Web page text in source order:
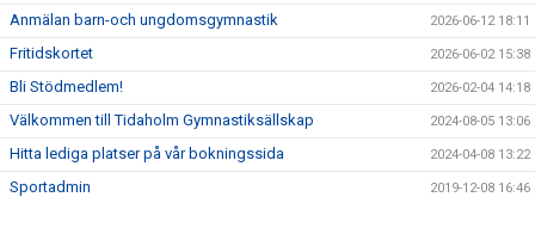
HITTA TILL OSS
BLI SPONSOR
MEDLEMSKAP
Anmälan barn-och ungdomsgymnastik 2026-06-12 18:11
Fritidskortet 2026-06-02 15:38
Bli Stödmedlem! 2026-02-04 14:18
Välkommen till Tidaholm Gymnastiksällskap 2024-08-05 13:06
Hitta lediga platser på vår bokningssida 2024-04-08 13:22
Sportadmin 2019-12-08 16:46